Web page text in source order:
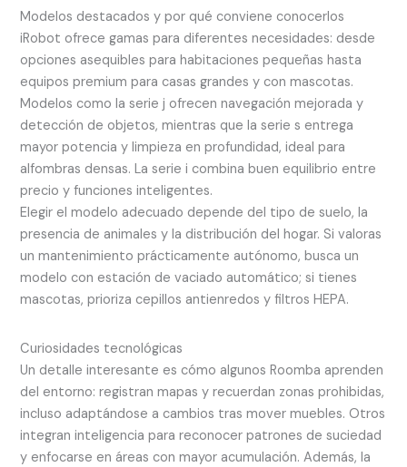
Modelos destacados y por qué conviene conocerlos
iRobot ofrece gamas para diferentes necesidades: desde
opciones asequibles para habitaciones pequeñas hasta
equipos premium para casas grandes y con mascotas.
Modelos como la serie j ofrecen navegación mejorada y
detección de objetos, mientras que la serie s entrega
mayor potencia y limpieza en profundidad, ideal para
alfombras densas. La serie i combina buen equilibrio entre
precio y funciones inteligentes.
Elegir el modelo adecuado depende del tipo de suelo, la
presencia de animales y la distribución del hogar. Si valoras
un mantenimiento prácticamente autónomo, busca un
modelo con estación de vaciado automático; si tienes
mascotas, prioriza cepillos antienredos y filtros HEPA.
Curiosidades tecnológicas
Un detalle interesante es cómo algunos Roomba aprenden
del entorno: registran mapas y recuerdan zonas prohibidas,
incluso adaptándose a cambios tras mover muebles. Otros
integran inteligencia para reconocer patrones de suciedad
y enfocarse en áreas con mayor acumulación. Además, la